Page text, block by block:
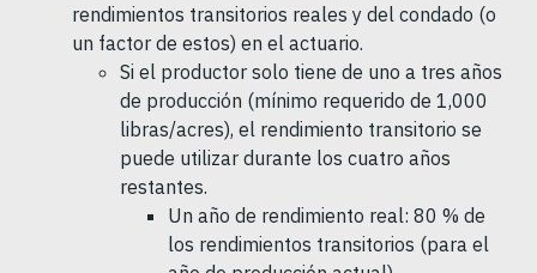
rendimientos transitorios reales y del condado (o
un factor de estos) en el actuario.
Si el productor solo tiene de uno a tres años
de producción (mínimo requerido de 1,000
libras/acres), el rendimiento transitorio se
puede utilizar durante los cuatro años
restantes.
Un año de rendimiento real: 80 % de
los rendimientos transitorios (para el